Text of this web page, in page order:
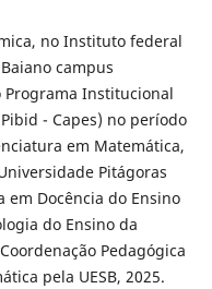
no Instituto federal
campus
Programa Institucional
- Capes) no período
em Matemática,
Pitágoras
em Docência do Ensino
do Ensino da
Pedagógica
pela UESB, 2025.